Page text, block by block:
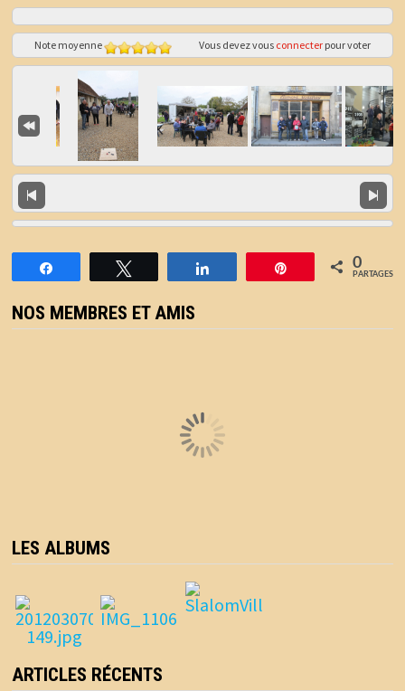
Note moyenne Vous devez vous connecterpour voter
Épingle 0
PARTAGES
NOS MEMBRES ET AMIS
LES ALBUMS
ARTICLES RÉCENTS